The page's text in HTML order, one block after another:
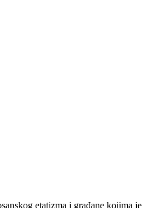
etatizma i građane kojima je